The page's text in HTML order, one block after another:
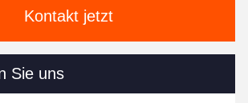
Kontakt jetzt
Sie uns